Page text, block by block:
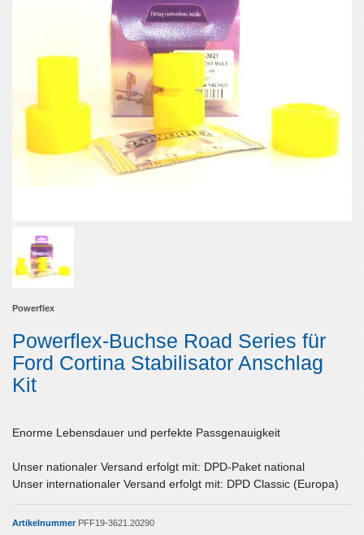
Powerflex
Powerflex-Buchse Road Series für
Ford Cortina Stabilisator Anschlag
Kit
Enorme Lebensdauer und perfekte Passgenauigkeit
Unser nationaler Versand erfolgt mit: DPD-Paket national
Unser internationaler Versand erfolgt mit: DPD Classic (Europa)
Artikelnummer PFF19-3621.20290